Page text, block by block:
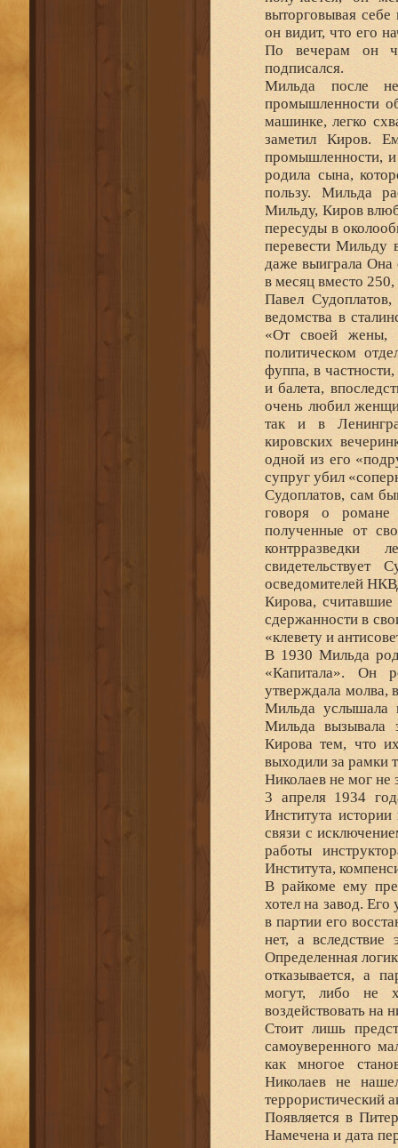
выторговывая
он видит, что его
По вечерам он
подписался.
Мильда после
промышленности
машинке, легко
заметил Киров.
промышленности,
родила сына,
пользу. Мильда
Мильду, Киров
пересуды в
перевести Мильду
даже выиграла Она
в месяц вместо
Павел
ведомства в
«От своей жены,
политическом
фуппа, в
и балета,
очень любил
так и в
кировских
одной из его
супруг убил
Судоплатов, сам
говоря о
полученные от
контрразведки
свидетельствует
осведомителей
Кирова,
сдержанности в
«клевету и
В 1930 Мильда
«Капитала». Он
утверждала молва,
Мильда услышала
Мильда вызывала
Кирова тем, что
выходили за рамки
Николаев не мог не
3 апреля 1934
Института
связи с
работы
Института,
В райкоме ему
хотел на завод.
в партии его
нет, а вследствие
Определенная
отказывается, а
могут, либо не
воздействовать
Стоит лишь
самоуверенного
как многое
Николаев не
террористический
Появляется в
Намечена и дата